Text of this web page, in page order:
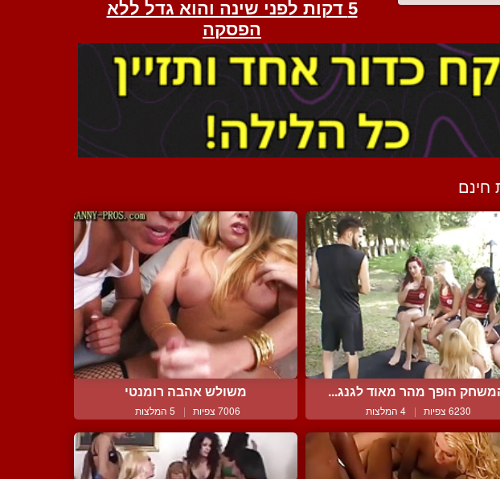
חינם
הופך מהר מאוד לגנג...
6230 צפיות | 4 המלצות
משולש אהבה רומנטי
7006 צפיות | 5 המלצות